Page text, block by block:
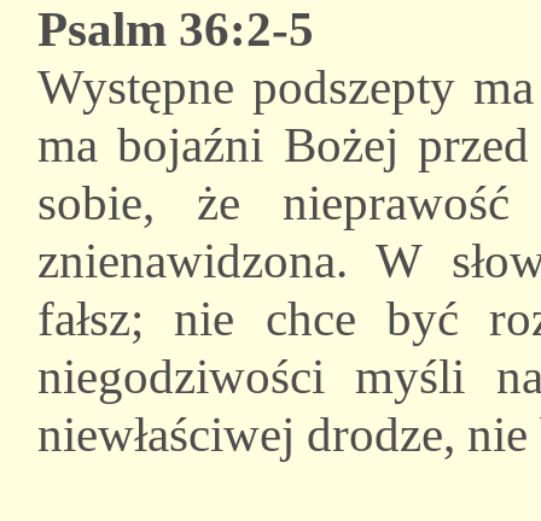
Psalm 36:2-5
Występne podszepty
ma bojaźni Bożej
sobie, że
znienawidzona. W
fałsz; nie chce być
niegodziwości myśli
niewłaściwej drodze,